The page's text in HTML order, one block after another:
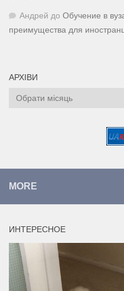
Андрей до Обучение в
преимущества для
АРХІВИ
Архіви
MORE
ИНТЕРЕСНОЕ